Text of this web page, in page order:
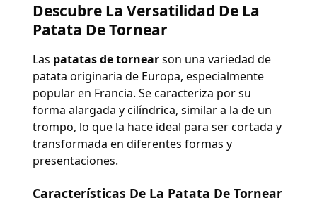
Descubre La Versatilidad De La
Patata De Tornear
Las patatas de tornearson una variedad de
patata originaria de Europa, especialmente
popular en Francia. Se caracteriza por su
forma alargada y cilíndrica, similar a la de un
trompo, lo que la hace ideal para ser cortada y
transformada en diferentes formas y
presentaciones.
Características De La Patata De Tornear